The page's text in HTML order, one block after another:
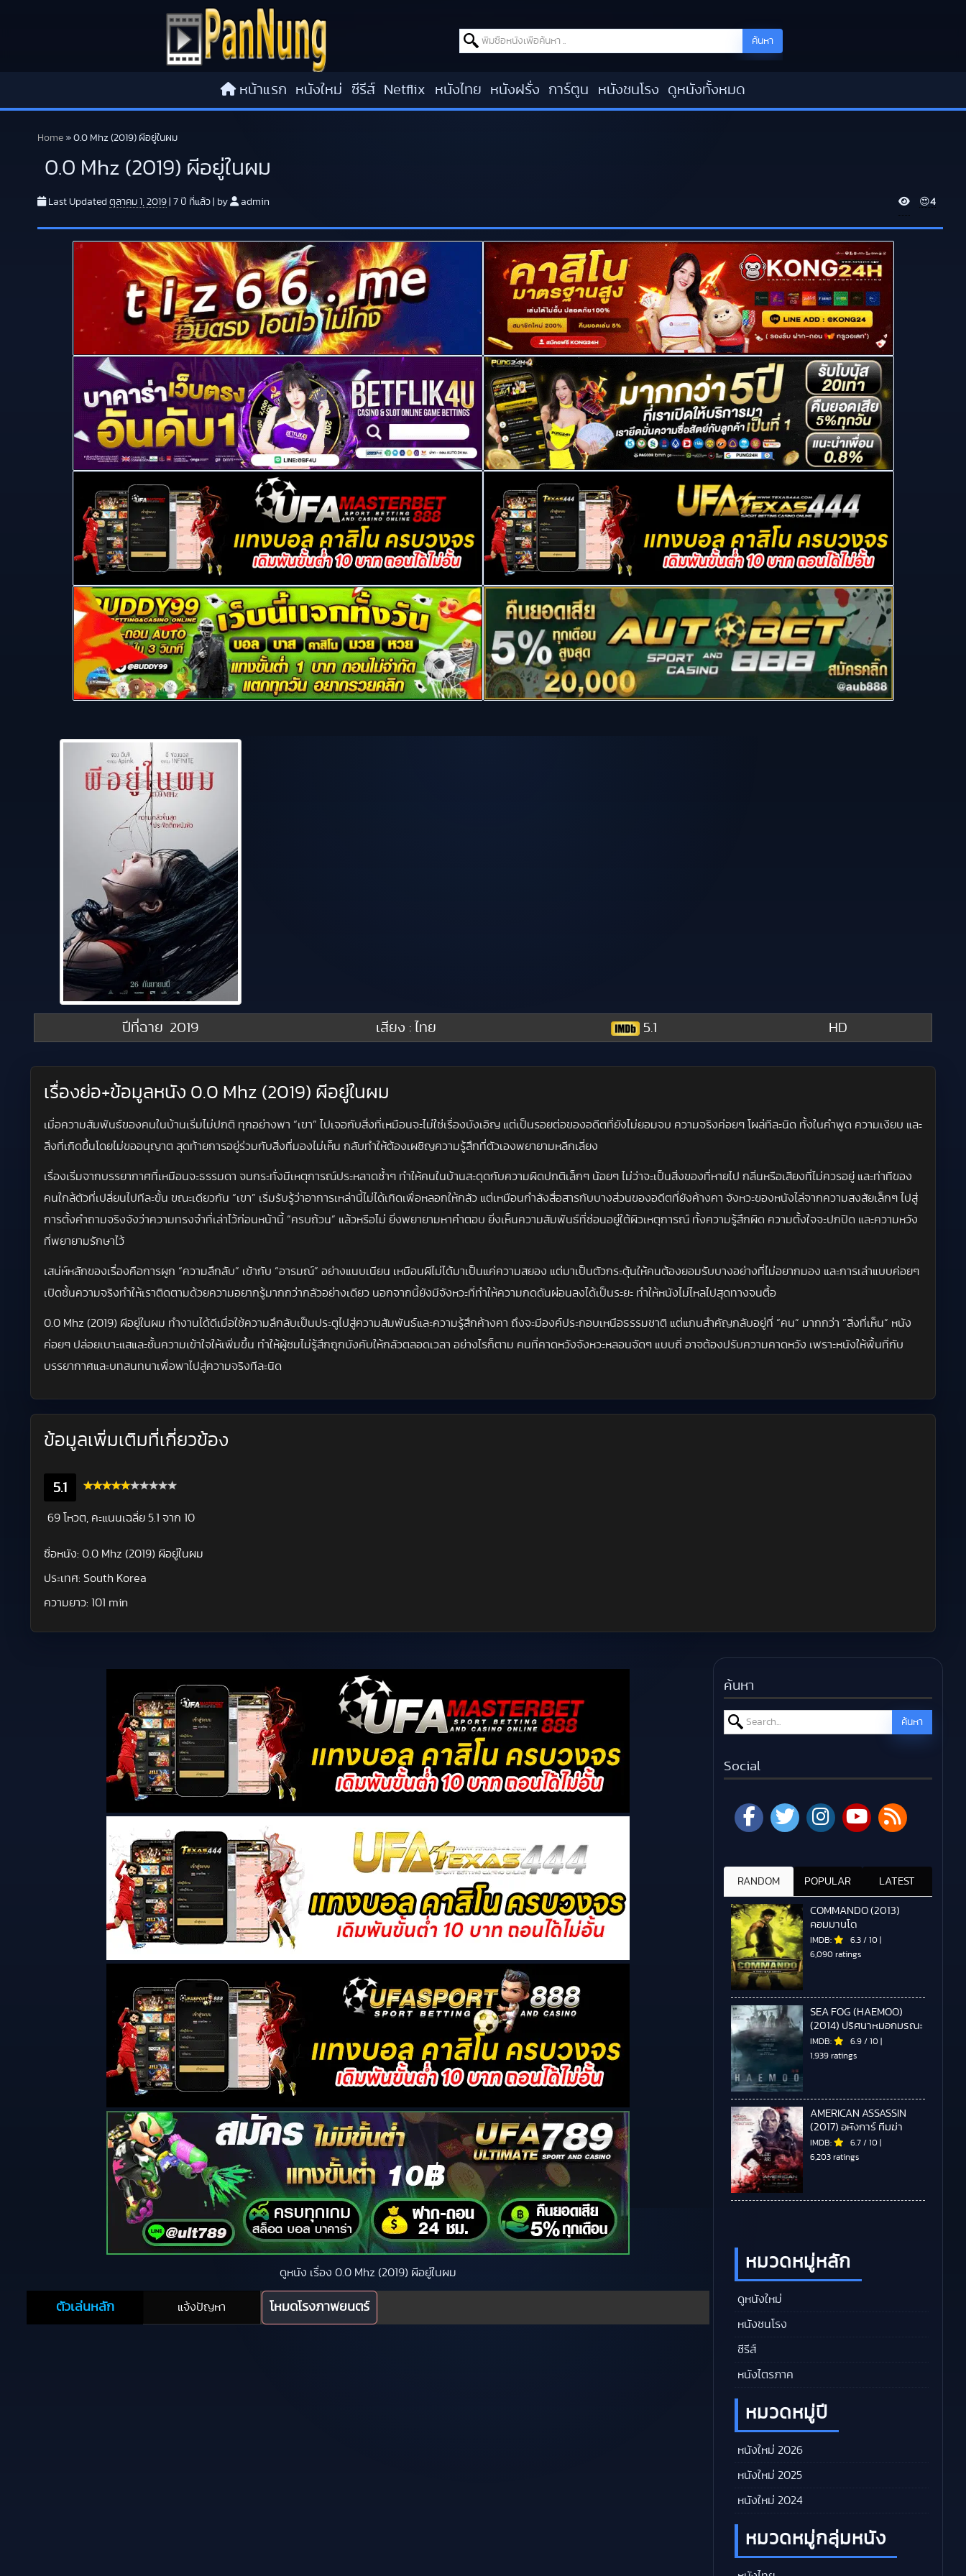
Search for: ค้นหา
หน้าแรก หนังใหม่ ซีรีส์ Netflix หนังไทย หนังฝรั่ง การ์ตูน หนังชนโรง ดูหนังทั้งหมด
Home » 0.0 Mhz (2019) ผีอยู่ในผม
0.0 Mhz (2019) ผีอยู่ในผม
Last Updated ตุลาคม 1, 2019 7 ปี ที่แล้ว by admin V
i
😍4
ปีที่ฉาย 2019 เสียง : ไทย 5.1 HD
เรื่องย่อ+ข้อมูลหนัง 0.0 Mhz (2019) ผีอยู่ในผม
เมื่อความสัมพันธ์ของคนในบ้านเริ่มไม่ปกติ ทุกอย่างพา “เขา” ไปเจอกับสิ่งที่เหมือนจะไม่ใช่เรื่องบังเอิญ แต่เป็นรอยต่อของอดีตที่ยังไม่ยอมจบ ความจริงค่อยๆ โผล่ทีละนิด ทั้งในคำพูด ความเงียบ และ
สิ่งที่เกิดขึ้นโดยไม่ขออนุญาต สุดท้ายการอยู่ร่วมกับสิ่งที่มองไม่เห็น กลับทำให้ต้องเผชิญความรู้สึกที่ตัวเองพยายามหลีกเลี่ยง
เรื่องเริ่มจากบรรยากาศที่เหมือนจะธรรมดา จนกระทั่งมีเหตุการณ์ประหลาดซ้ำๆ ทำให้คนในบ้านสะดุดกับความผิดปกติเล็กๆ น้อยๆ ไม่ว่าจะเป็นสิ่งของที่หายไป กลิ่นหรือเสียงที่ไม่ควรอยู่ และท่าทีของ
คนใกล้ตัวที่เปลี่ยนไปทีละขั้น ขณะเดียวกัน “เขา” เริ่มรับรู้ว่าอาการเหล่านี้ไม่ได้เกิดเพื่อหลอกให้กลัว แต่เหมือนกำลังสื่อสารกับบางส่วนของอดีตที่ยังค้างคา จังหวะของหนังไล่จากความสงสัยเล็กๆ ไปสู่
การตั้งคำถามจริงจังว่าความทรงจำที่เล่าไว้ก่อนหน้านี้ “ครบถ้วน” แล้วหรือไม่ ยิ่งพยายามหาคำตอบ ยิ่งเห็นความสัมพันธ์ที่ซ่อนอยู่ใต้ผิวเหตุการณ์ ทั้งความรู้สึกผิด ความตั้งใจจะปกปิด และความหวัง
ที่พยายามรักษาไว้
เสน่ห์หลักของเรื่องคือการผูก “ความลึกลับ” เข้ากับ “อารมณ์” อย่างแนบเนียน เหมือนผีไม่ได้มาเป็นแค่ความสยอง แต่มาเป็นตัวกระตุ้นให้คนต้องยอมรับบางอย่างที่ไม่อยากมอง และการเล่าแบบค่อยๆ
เปิดชั้นความจริงทำให้เราติดตามด้วยความอยากรู้มากกว่ากลัวอย่างเดียว นอกจากนี้ยังมีจังหวะที่ทำให้ความกดดันผ่อนลงได้เป็นระยะ ทำให้หนังไม่ไหลไปสุดทางจนตื้อ
0.0 Mhz (2019) ผีอยู่ในผม ทำงานได้ดีเมื่อใช้ความลึกลับเป็นประตูไปสู่ความสัมพันธ์และความรู้สึกค้างคา ถึงจะมีองค์ประกอบเหนือธรรมชาติ แต่แกนสำคัญกลับอยู่ที่ “คน” มากกว่า “สิ่งที่เห็น” หนัง
ค่อยๆ ปล่อยเบาะแสและชั้นความเข้าใจให้เพิ่มขึ้น ทำให้ผู้ชมไม่รู้สึกถูกบังคับให้กลัวตลอดเวลา อย่างไรก็ตาม คนที่คาดหวังจังหวะหลอนจัดๆ แบบถี่ อาจต้องปรับความคาดหวัง เพราะหนังให้พื้นที่กับ
บรรยากาศและบทสนทนาเพื่อพาไปสู่ความจริงทีละนิด
ข้อมูลเพิ่มเติมที่เกี่ยวข้อง
5.1
69 โหวต, คะแนนเฉลี่ย 5.1 จาก 10
ชื่อหนัง: 0.0 Mhz (2019) ผีอยู่ในผม
ประเทศ: South Korea
ความยาว: 101 min
ดูหนัง เรื่อง 0.0 Mhz (2019) ผีอยู่ในผม
ตัวเล่นหลัก แจ้งปัญหา โหมดโรงภาพยนตร์
ค้นหา
Search for: ค้นหา
Social
RANDOM POPULAR LATEST
COMMANDO (2013)
คอมมานโด
IMDB: 6.3 / 10 |
6,090 ratings
SEA FOG (HAEMOO)
(2014) ปริศนาหมอกมรณะ
IMDB: 6.9 / 10 |
1,939 ratings
AMERICAN ASSASSIN
(2017) อหังการ์ ทีมฆ่า
IMDB: 6.7 / 10 |
6,203 ratings
หมวดหมู่หลัก
ดูหนังใหม่
หนังชนโรง
ซีรีส์
หนังไตรภาค
หมวดหมู่ปี
หนังใหม่ 2026
หนังใหม่ 2025
หนังใหม่ 2024
หมวดหมู่กลุ่มหนัง